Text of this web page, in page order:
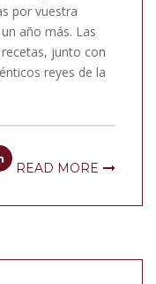
por vuestra
año más. Las
junto con
reyes de la
READ MORE